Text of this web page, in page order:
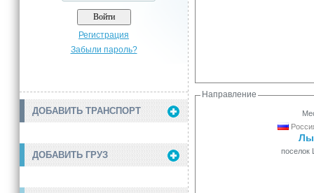
Регистрация
Забыли пароль?
ДОБАВИТЬ ТРАНСПОРТ
ДОБАВИТЬ ГРУЗ
Направление